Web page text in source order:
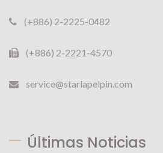
(+886) 2-2225-0482
(+886) 2-2221-4570
service@starlapelpin.com
Últimas Noticias